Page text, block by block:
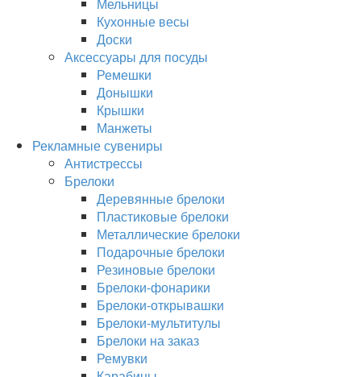
Кухонные весы
Доски
Аксессуары для посуды
Ремешки
Донышки
Крышки
Манжеты
Рекламные сувениры
Антистрессы
Брелоки
Деревянные брелоки
Пластиковые брелоки
Металлические брелоки
Подарочные брелоки
Резиновые брелоки
Брелоки-фонарики
Брелоки-открывашки
Брелоки-мультитулы
Брелоки на заказ
Ремувки